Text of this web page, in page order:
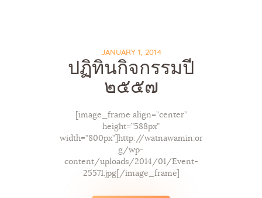
Sunday School
Classes & Events
Meditation
JANUARY 1, 2014
ปฏิทินกิจกรรมปี
๒๕๕๗
[image_frame align=”center”
height=”588px”
width=”800px”]http://watnawamin.or
g/wp-
content/uploads/2014/01/Event-
25571.jpg[/image_frame]